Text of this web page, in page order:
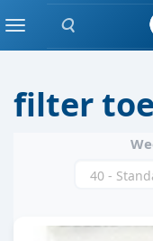
Zoeken
MenuFILTER / POMP
filter